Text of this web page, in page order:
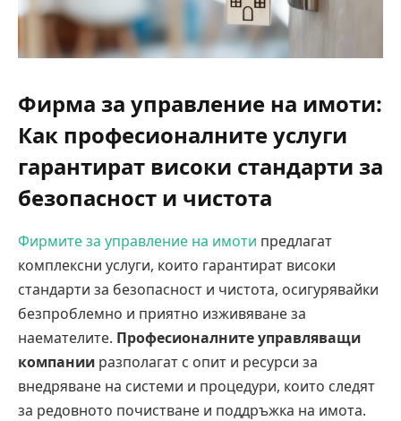
Фирма за управление на имоти:
Как професионалните услуги
гарантират високи стандарти за
безопасност и чистота
Фирмите за управление на имоти предлагат
комплексни услуги, които гарантират високи
стандарти за безопасност и чистота, осигурявайки
безпроблемно и приятно изживяване за
наемателите. Професионалните управляващи
компании разполагат с опит и ресурси за
внедряване на системи и процедури, които следят
за редовното почистване и поддръжка на имота.